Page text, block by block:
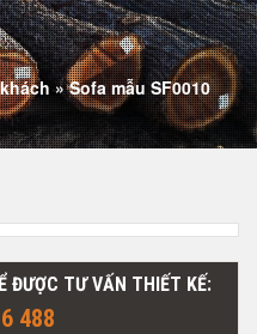
»Sofa mẫu SF0010
ĐƯỢC TƯ VẤN THIẾT KẾ:
488